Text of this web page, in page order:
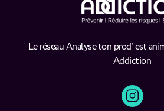
Le réseau Analyse ton prod' est
Addiction